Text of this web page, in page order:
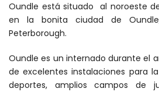
Oundle está situado al noroeste
en la bonita ciudad de
Peterborough.
Oundle es un internado durante el
de excelentes instalaciones para
deportes, amplios campos de